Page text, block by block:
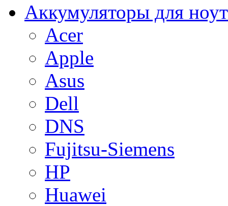
Аккумуляторы для
Acer
Apple
Asus
Dell
DNS
Fujitsu-Siemens
HP
Huawei